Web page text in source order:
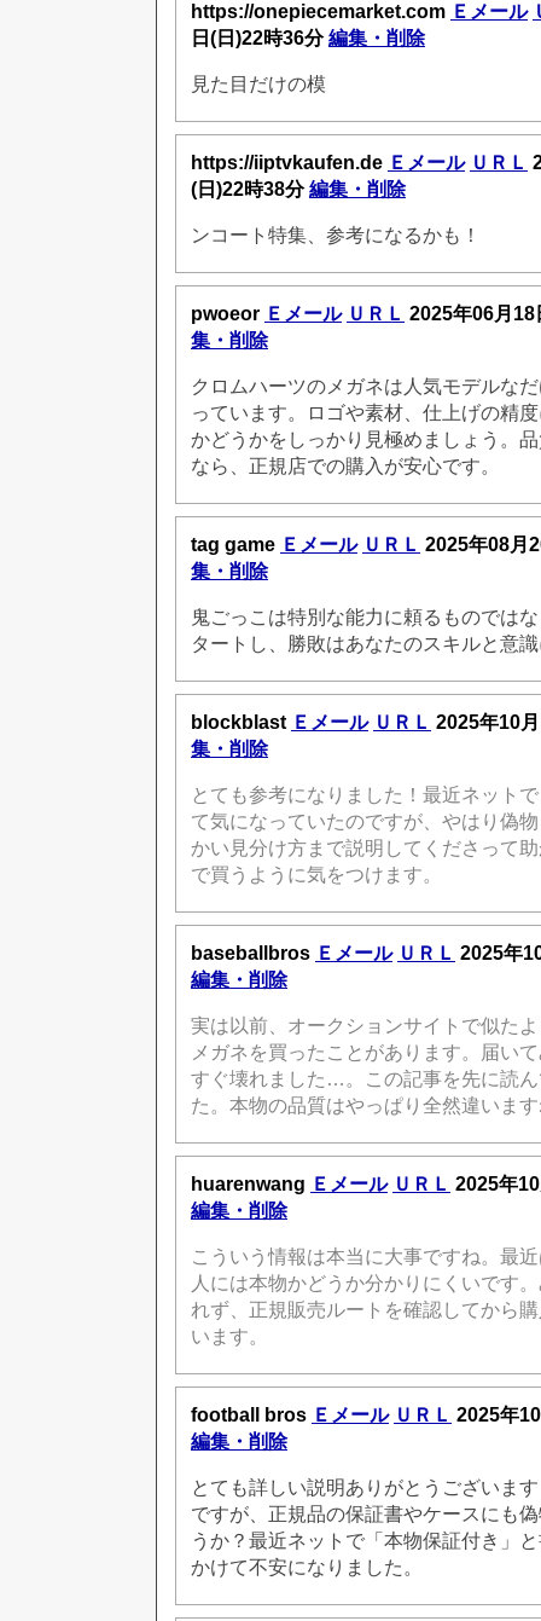
https://onepiecemarket.com Ｅメール
日(日)22時36分編集・削除
見た目だけの模
https://iiptvkaufen.de Ｅメール ＵＲＬ
(日)22時38分編集・削除
ンコート特集、参考になるかも！
pwoeor Ｅメール ＵＲＬ 2025年06月
集・削除
クロムハーツのメガネは人気モデルな
っています。ロゴや素材、仕上げの精
かどうかをしっかり見極めましょう。
なら、正規店での購入が安心です。
tag game Ｅメール ＵＲＬ 2025年08月
集・削除
鬼ごっこは特別な能力に頼るものでは
タートし、勝敗はあなたのスキルと意
blockblast Ｅメール ＵＲＬ 2025年10
集・削除
とても参考になりました！最近ネット
て気になっていたのですが、やはり偽
かい見分け方まで説明してくださって
で買うように気をつけます。
baseballbros Ｅメール ＵＲＬ 2025年
編集・削除
実は以前、オークションサイトで似た
メガネを買ったことがあります。届い
すぐ壊れました…。この記事を先に読
た。本物の品質はやっぱり全然違いま
huarenwang Ｅメール ＵＲＬ 2025年
編集・削除
こういう情報は本当に大事ですね。最
人には本物かどうか分かりにくいです
れず、正規販売ルートを確認してから
います。
football bros Ｅメール ＵＲＬ 2025年
編集・削除
とても詳しい説明ありがとうございま
ですが、正規品の保証書やケースにも
うか？最近ネットで「本物保証付き」
かけて不安になりました。